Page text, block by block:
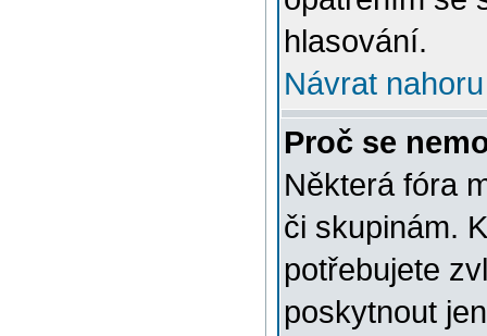
hlasování.
Návrat nahoru
Proč se
Některá fóra
či skupinám.
potřebujete
poskytnout